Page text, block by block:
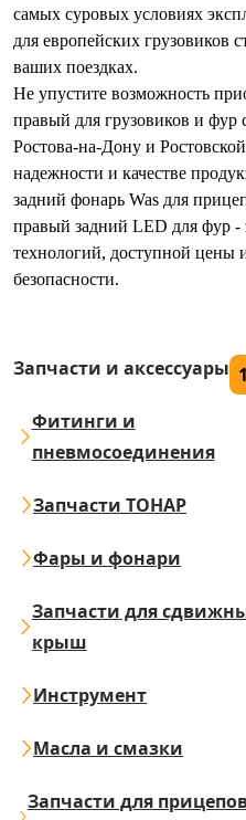
самых суровых условиях
для европейских грузовиков
ваших поездках.
Не упустите возможность
правый для грузовиков и фур
Ростова-на-Дону и
надежности и качестве
задний фонарь Was для
правый задний LED для фур -
технологий, доступной цены
безопасности.
Запчасти и аксессуары
Фитинги и
пневмосоединения
Запчасти ТОНАР
Фары и фонари
Запчасти для
крыш
Инструмент
Масла и смазки
Запчасти для